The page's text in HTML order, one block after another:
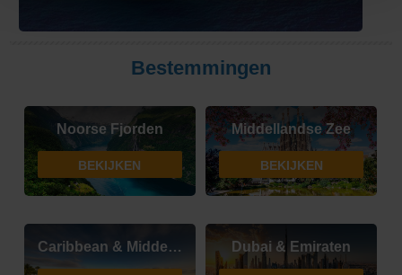
Bestemmingen
Noorse Fjorden
BEKIJKEN
Middellandse Zee
BEKIJKEN
Caribbean & Midden-Amerika Dubai & Emiraten